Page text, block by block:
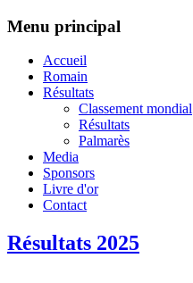
Menu principal
Accueil
Romain
Résultats
Classement mondial
Résultats
Palmarès
Media
Sponsors
Livre d'or
Contact
Résultats 2025